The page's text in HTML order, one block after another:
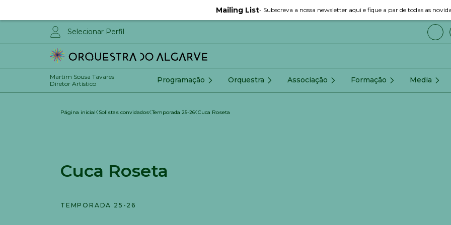
Mailing List- Subscreva a nossa newsletter aqui e fique a par de todas as
Selecionar Perfil
Martim Sousa Tavares
Diretor Artístico
Programação Orquestra Associação Formação Media
Página inicial Solistas convidados Temporada 25-26 Cuca Roseta
Cuca Roseta
TEMPORADA 25-26